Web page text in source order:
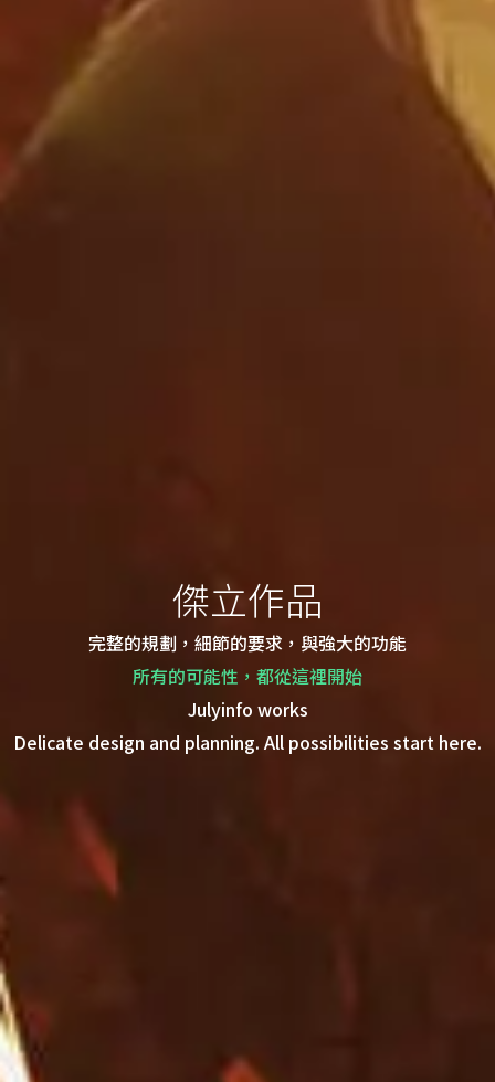
傑立作品
完整的規劃，細節的要求，與強大的功能
所有的可能性，都從這裡開始
Julyinfo works
Delicate design and planning. All possibilities start here.